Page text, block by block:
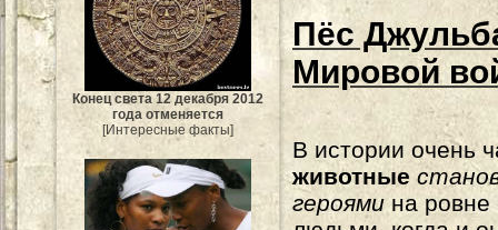
Конец света 12 декабря 2012
года отменяется
[Интересные факты]
Пёс
Мировой
В истории очень
животные
героями на ровне